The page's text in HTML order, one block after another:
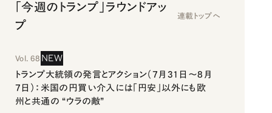
「今週のトランプ」ラウンドアッ
プ
連載トップへ
Vol. 68 NEW
トランプ大統領の発言とアクション（7月31日～8月
7日）：米国の円買い介入には「円安」以外にも欧
州と共通の “ウラの敵”